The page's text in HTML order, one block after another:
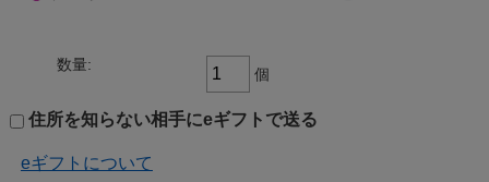
数量:
個
住所を知らない相手にeギフトで送る
eギフトについて